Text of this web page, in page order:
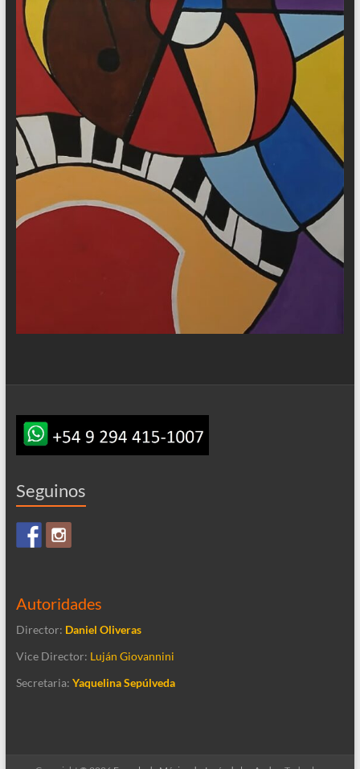
Seguinos
Autoridades
Director: Daniel Oliveras
Vice Director: Luján Giovannini
Secretaria: Yaquelina Sepúlveda